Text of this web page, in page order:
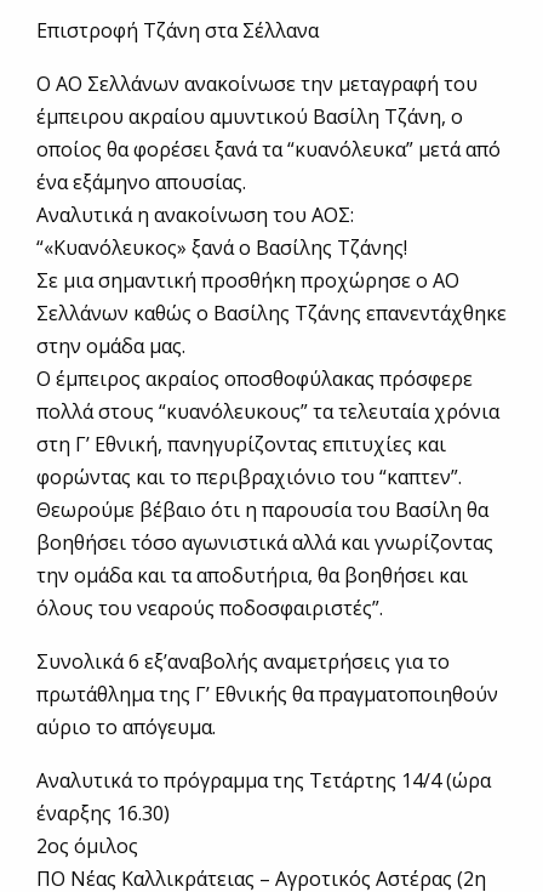
Επιστροφή Τζάνη στα Σέλλανα
Ο ΑΟ Σελλάνων ανακοίνωσε την μεταγραφή του
έμπειρου ακραίου αμυντικού Βασίλη Τζάνη, ο
οποίος θα φορέσει ξανά τα “κυανόλευκα” μετά από
ένα εξάμηνο απουσίας.
Αναλυτικά η ανακοίνωση του ΑΟΣ:
“«Κυανόλευκος» ξανά ο Βασίλης Τζάνης!
Σε μια σημαντική προσθήκη προχώρησε ο ΑΟ
Σελλάνων καθώς ο Βασίλης Τζάνης επανεντάχθηκε
στην ομάδα μας.
Ο έμπειρος ακραίος οποσθοφύλακας πρόσφερε
πολλά στους “κυανόλευκους” τα τελευταία χρόνια
στη Γ’ Εθνική, πανηγυρίζοντας επιτυχίες και
φορώντας και το περιβραχιόνιο του “καπτεν”.
Θεωρούμε βέβαιο ότι η παρουσία του Βασίλη θα
βοηθήσει τόσο αγωνιστικά αλλά και γνωρίζοντας
την ομάδα και τα αποδυτήρια, θα βοηθήσει και
όλους του νεαρούς ποδοσφαιριστές”.
Συνολικά 6 εξ’αναβολής αναμετρήσεις για το
πρωτάθλημα της Γ’ Εθνικής θα πραγματοποιηθούν
αύριο το απόγευμα.
Αναλυτικά το πρόγραμμα της Τετάρτης 14/4 (ώρα
έναρξης 16.30)
2ος όμιλος
ΠΟ Νέας Καλλικράτειας – Αγροτικός Αστέρας (2η